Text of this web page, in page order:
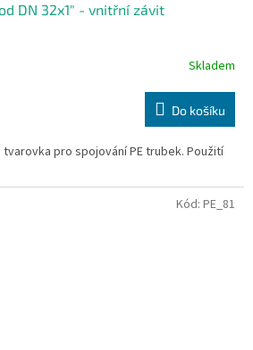
DN 32x1" - vnitřní závit
Skladem
Do košíku
pro spojování PE trubek. Použití
Kód: PE_81